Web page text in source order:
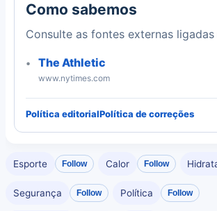
Como sabemos
Consulte as fontes externas
The Athletic
www.nytimes.com
Política editorialPolítica de correções
Esporte Follow Calor Follow
Segurança Follow Política Follow